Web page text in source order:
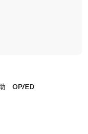
OP/ED